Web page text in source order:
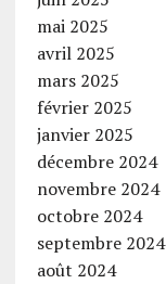
mai 2025
avril 2025
mars 2025
février 2025
janvier 2025
décembre 2024
novembre 2024
octobre 2024
septembre 2024
août 2024